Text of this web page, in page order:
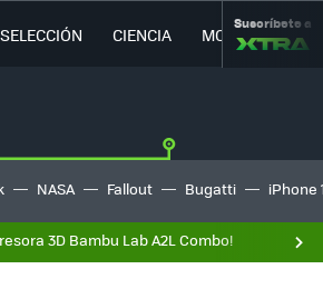
CIENCIA MOVILIDAD
Suscríbete a
NASA Fallout Bugatti iPhone
3D Bambu Lab A2L Combo!